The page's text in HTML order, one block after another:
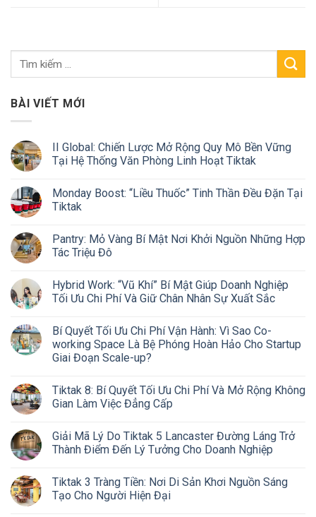
BÀI VIẾT MỚI
II Global: Chiến Lược Mở Rộng Quy Mô Bền Vững
Tại Hệ Thống Văn Phòng Linh Hoạt Tiktak
Monday Boost: “Liều Thuốc” Tinh Thần Đều Đặn Tại
Tiktak
Pantry: Mỏ Vàng Bí Mật Nơi Khởi Nguồn Những Hợp
Tác Triệu Đô
Hybrid Work: “Vũ Khí” Bí Mật Giúp Doanh Nghiệp
Tối Ưu Chi Phí Và Giữ Chân Nhân Sự Xuất Sắc
Bí Quyết Tối Ưu Chi Phí Vận Hành: Vì Sao Co-
working Space Là Bệ Phóng Hoàn Hảo Cho Startup
Giai Đoạn Scale-up?
Tiktak 8: Bí Quyết Tối Ưu Chi Phí Và Mở Rộng Không
Gian Làm Việc Đẳng Cấp
Giải Mã Lý Do Tiktak 5 Lancaster Đường Láng Trở
Thành Điểm Đến Lý Tưởng Cho Doanh Nghiệp
Tiktak 3 Tràng Tiền: Nơi Di Sản Khơi Nguồn Sáng
Tạo Cho Người Hiện Đại